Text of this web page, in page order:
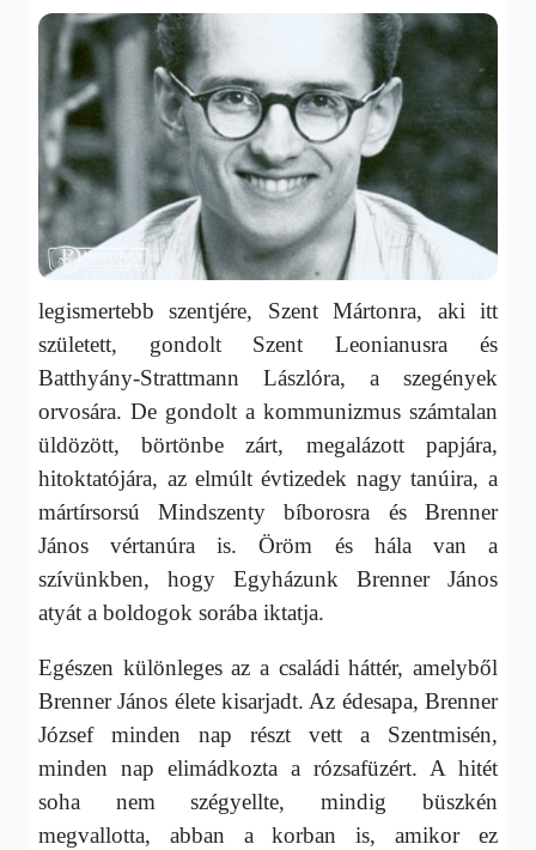
legismertebb szentjére, Szent Mártonra, aki itt
született, gondolt Szent Leonianusra és
Batthyány-Strattmann Lászlóra, a szegények
orvosára. De gondolt a kommunizmus számtalan
üldözött, börtönbe zárt, megalázott papjára,
hitoktatójára, az elmúlt évtizedek nagy tanúira, a
mártírsorsú Mindszenty bíborosra és Brenner
János vértanúra is. Öröm és hála van a
szívünkben, hogy Egyházunk Brenner János
atyát a boldogok sorába iktatja.
Egészen különleges az a családi háttér, amelyből
Brenner János élete kisarjadt. Az édesapa, Brenner
József minden nap részt vett a Szentmisén,
minden nap elimádkozta a rózsafüzért. A hitét
soha nem szégyellte, mindig büszkén
megvallotta, abban a korban is, amikor ez